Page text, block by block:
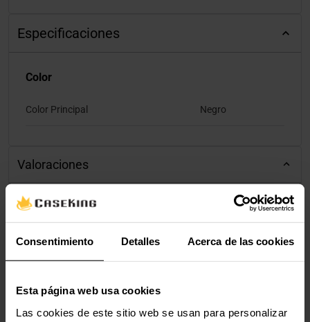
Consentimiento Detalles Acerca de las cookies
Esta página web usa cookies
Las cookies de este sitio web se usan para personalizar
Especificaciones
Color
Color Principal Negro
Valoraciones